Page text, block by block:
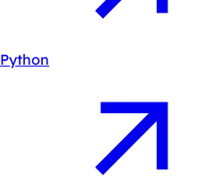
Python